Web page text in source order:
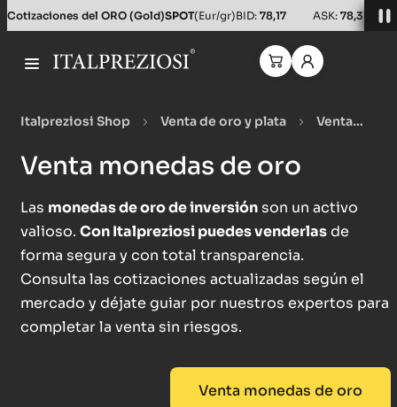
Cotizaciones del ORO (Gold)SPOT(Eur/gr)BID: 78,17 ASK: 78,31
Italpreziosi Shop Venta de oro y plata
Venta
Venta monedas de oro
Las monedas de oro de inversión son un activo
valioso. Con Italpreziosi puedes venderlasde
forma segura y con total transparencia.
Consulta las cotizaciones actualizadas según el
mercado y déjate guiar por nuestros expertos para
completar la venta sin riesgos.
Venta monedas de oro